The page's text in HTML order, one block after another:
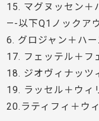
15. マグヌッセン＋
—-以下Q1ノックア
6. グロジャン＋ハー
17. フェッテル＋フ
18. ジオヴィナッツ
19. ラッセル＋ウィ
20.ラティフィ＋ウ